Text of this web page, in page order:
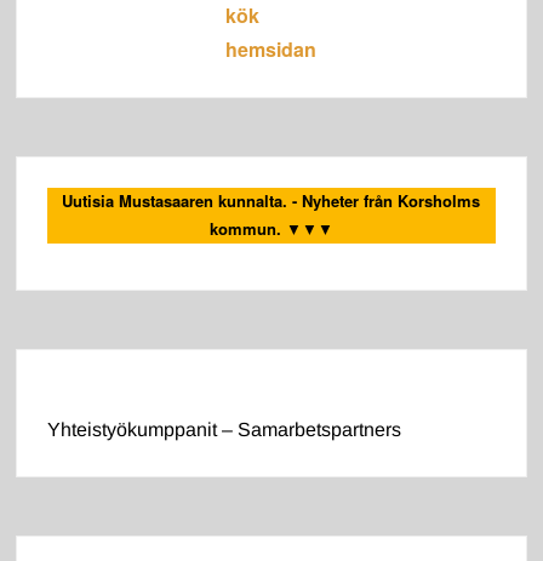
kök
hemsidan
Uutisia Mustasaaren kunnalta. - Nyheter från Korsholms
kommun. ▼▼▼
Yhteistyökumppanit – Samarbetspartners